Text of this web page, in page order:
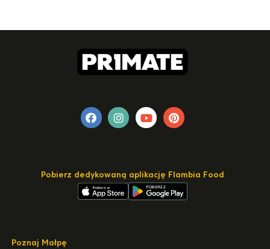
Pobierz dedykowaną aplikację Flambia Food
Poznaj Małpę